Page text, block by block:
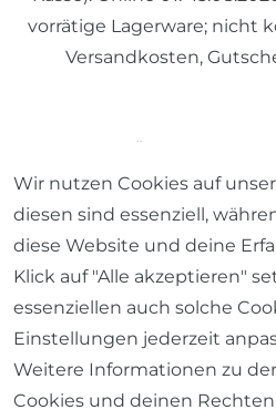
vorrätige Lagerware; nicht
Versandkosten,
Impressum
Wir nutzen Cookies auf
diesen sind essenziell,
diese Website und deine
Klick auf "Alle akzeptieren"
essenziellen auch solche
Einstellungen jederzeit
Weitere Informationen zu
Cookies und deinen